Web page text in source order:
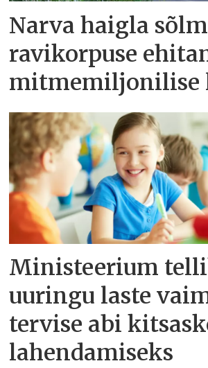
Narva haigla
ravikorpuse
mitmemiljonilise
Ministeerium
uuringu laste
tervise abi
lahendamiseks